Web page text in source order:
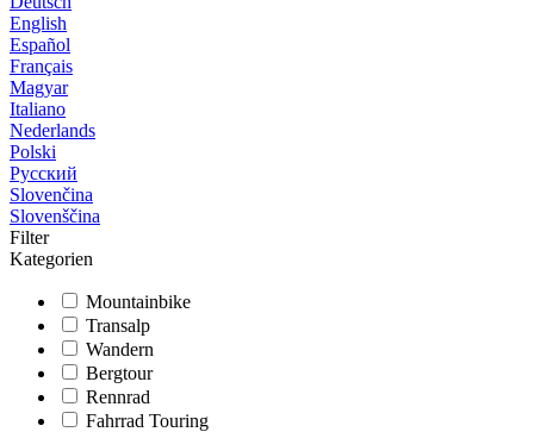
English
Español
Français
Magyar
Italiano
Nederlands
Polski
Русский
Slovenčina
Slovenščina
Filter
Kategorien
Mountainbike
Transalp
Wandern
Bergtour
Rennrad
Fahrrad Touring